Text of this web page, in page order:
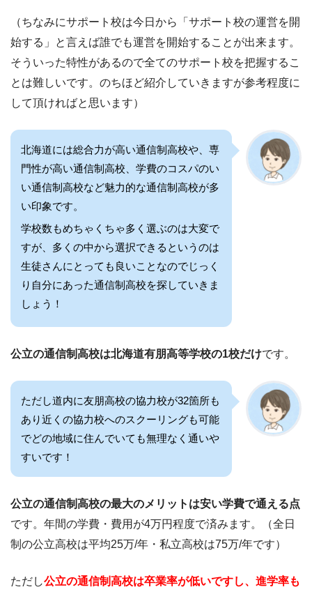
（ちなみにサポート校は今日から「サポート校の運営を開
始する」と言えば誰でも運営を開始することが出来ます。
そういった特性があるので全てのサポート校を把握するこ
とは難しいです。のちほど紹介していきますが参考程度に
して頂ければと思います）
北海道には総合力が高い通信制高校や、専
門性が高い通信制高校、学費のコスパのい
い通信制高校など魅力的な通信制高校が多
い印象です。
学校数もめちゃくちゃ多く選ぶのは大変で
すが、多くの中から選択できるというのは
生徒さんにとっても良いことなのでじっく
り自分にあった通信制高校を探していきま
しょう！
公立の通信制高校は北海道有朋高等学校の1校だけです。
ただし道内に友朋高校の協力校が32箇所も
あり近くの協力校へのスクーリングも可能
でどの地域に住んでいても無理なく通いや
すいです！
公立の通信制高校の最大のメリットは安い学費で通える点
です。年間の学費・費用が4万円程度で済みます。（全日
制の公立高校は平均25万/年・私立高校は75万/年です）
ただし公立の通信制高校は卒業率が低いですし、進学率も